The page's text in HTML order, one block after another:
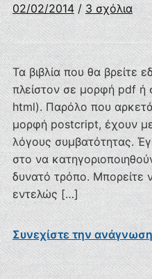
02/02/2014 /3 σχόλιαστο
και
Τα βιβλία που θα βρείτε
πλείστον σε μορφή pdf ή
html). Παρόλο που
μορφή postcript, έχουν
λόγους συμβατότητας.
στο να
δυνατό τρόπο. Μπορείτε
εντελώς […]
Συνεχίστε την